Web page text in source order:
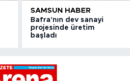
SAMSUN HABER
Bafra'nın dev sanayi
projesinde üretim
başladı